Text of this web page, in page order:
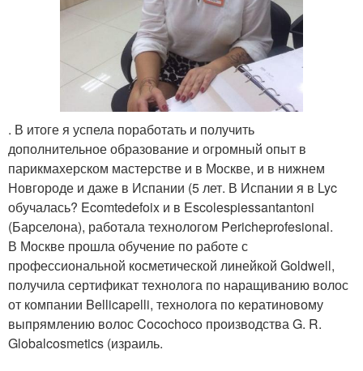
. В итоге я успела поработать и получить
дополнительное образование и огромный опыт в
парикмахерском мастерстве и в Москве, и в нижнем
Новгороде и даже в Испании (5 лет. В Испании я в Lyc
обучалась? Ecomtedefoix и в Escolespiessantantoni
(Барселона), работала технологом Pericheprofesional.
В Москве прошла обучение по работе с
профессиональной косметической линейкой Goldwell,
получила сертификат технолога по наращиванию волос
от компании Bellicapelli, технолога по кератиновому
выпрямлению волос Cocochoco производства G. R.
Globalcosmetics (израиль.